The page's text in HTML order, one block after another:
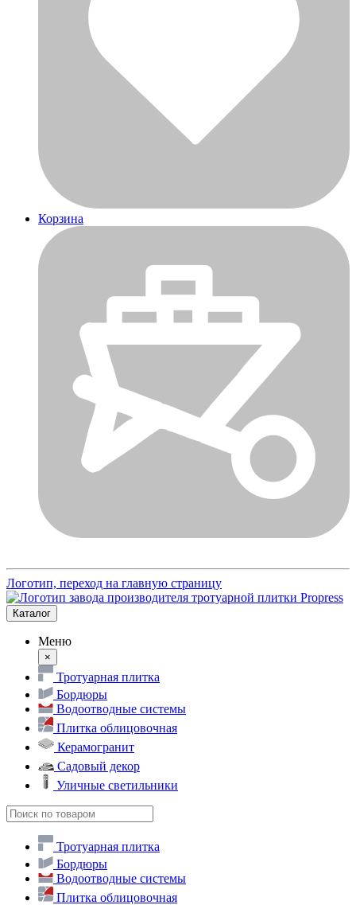
Корзина
Логотип, переход на главную страницу
Каталог
Меню
×
Тротуарная плитка
Бордюры
Водоотводные системы
Плитка облицовочная
Керамогранит
Садовый декор
Уличные светильники
Тротуарная плитка
Бордюры
Водоотводные системы
Плитка облицовочная